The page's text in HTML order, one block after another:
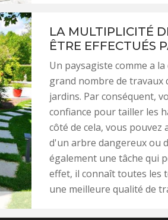
LA MULTIPLICITÉ
ÊTRE EFFECTUÉS
Un paysagiste comme a
grand nombre de travaux
jardins. Par conséquent,
confiance pour tailler les
côté de cela, vous
d'un arbre dangereux ou
également une tâche qui
effet, il connaît toutes les
une meilleure qualité de